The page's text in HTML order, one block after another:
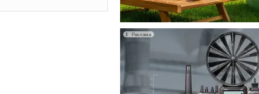
Реклама